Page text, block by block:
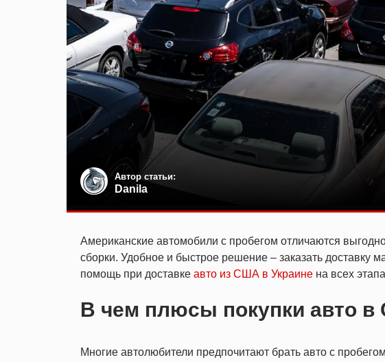
Автор статьи:
Danila
Американские автомобили с пробегом отличаются
сборки. Удобное и быстрое решение – заказать
помощь при доставке авто из США в Украине на всех
В чем плюсы покупки авто
Многие автолюбители предпочитают брать авто с